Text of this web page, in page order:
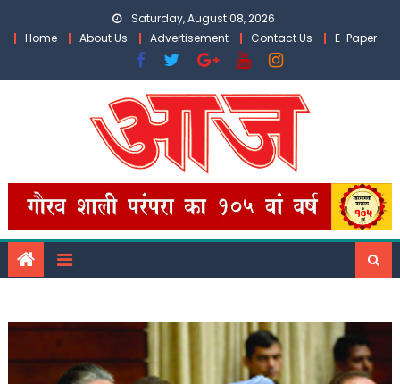
Saturday, August 08, 2026
Home
About Us Advertisement Contact Us E-Paper